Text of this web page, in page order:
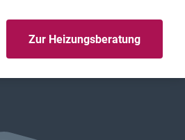
Zur Heizungsberatung